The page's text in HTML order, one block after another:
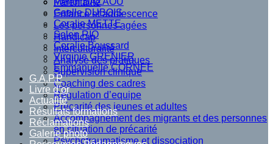
Parentalité
Enfance et adolescence
Les personnes agées
Handicap
Interculturalité
Analyse des pratiques
Supervision clinique
Coaching des cadres
Régulation d’equipe
Précarité des jeunes et adultes
Accompagnement des migrants et des personnes
en situation de précarité
Psychotraumatisme et dissociation
Gaelle DUBOIS
Coralie METTE
Solen RIO
Coralie Boussard
Virginie GRENIER
Emmanuelle CORNEE
G.A.P.P
Livre d’or
Actualité
Résultats formations
Réclamations
Galerie photo